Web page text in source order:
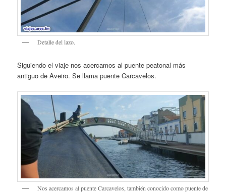
Detalle del lazo.
Siguiendo el viaje nos acercamos al puente peatonal más
antiguo de Aveiro. Se llama puente Carcavelos.
Nos acercamos al puente Carcavelos, también conocido como puente de